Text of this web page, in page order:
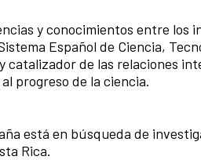
y conocimientos entre los
Español de Ciencia,
catalizador de las relaciones
progreso de la ciencia.
está en búsqueda de
Rica.